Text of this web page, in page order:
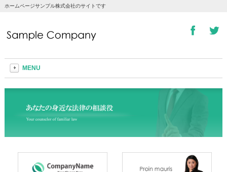
ホームページサンプル株式会社のサイトです
MENU